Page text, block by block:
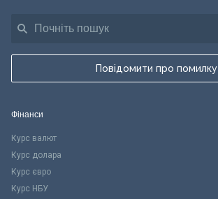
Повідомити про помилку
Фінанси
Курс валют
Курс долара
Курс євро
Курс НБУ